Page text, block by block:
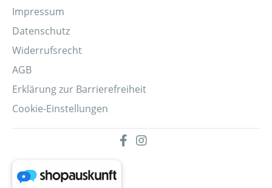
Impressum
Datenschutz
Widerrufsrecht
AGB
Erklärung zur Barrierefreiheit
Cookie-Einstellungen